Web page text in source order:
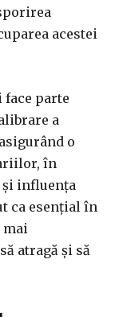
acestei
parte
a
o
în
influența
ca esențial în
mai
atragă și să